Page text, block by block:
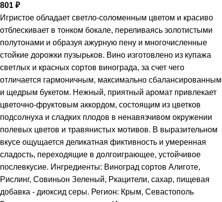
801 ₽
Игристое обладает светло-соломенным цветом и красиво
отблескивает в тонком бокале, переливаясь золотистыми
полутонами и образуя ажурную пену и многочисленные
стойкие дорожки пузырьков. Вино изготовлено из купажа
светлых и красных сортов винограда, за счет чего
отличается гармоничным, максимально сбалансированным
и щедрым букетом. Нежный, приятный аромат привлекает
цветочно-фруктовым аккордом, состоящим из цветков
подсолнуха и сладких плодов в ненавязчивом окружении
полевых цветов и травянистых мотивов. В выразительном
вкусе ощущается деликатная фиктивность и умеренная
сладость, переходящие в долгоиграющее, устойчивое
послевкусие. Ингредиенты: Виноград сортов Алиготе,
Рислинг, Совиньон Зеленый, Ркацители, сахар, пищевая
добавка - диоксид серы. Регион: Крым, Севастополь